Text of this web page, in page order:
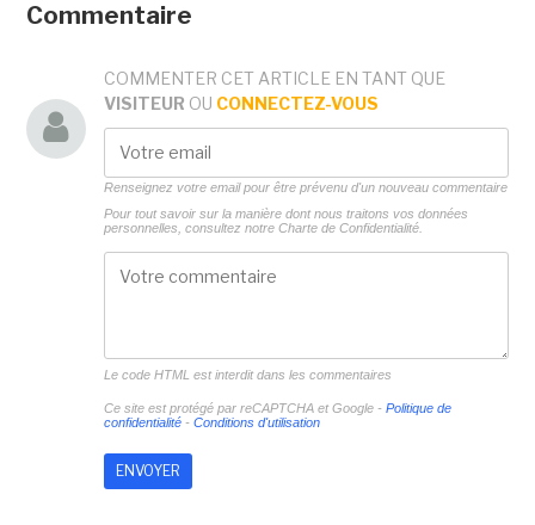
Commentaire
COMMENTER CET ARTICLE EN TANT QUE
VISITEUR OU CONNECTEZ-VOUS
Renseignez votre email pour être prévenu d'un nouveau commentaire
Pour tout savoir sur la manière dont nous traitons vos données
personnelles, consultez notre Charte de Confidentialité.
Le code HTML est interdit dans les commentaires
Ce site est protégé par reCAPTCHA et Google - Politique de
confidentialité- Conditions d'utilisation